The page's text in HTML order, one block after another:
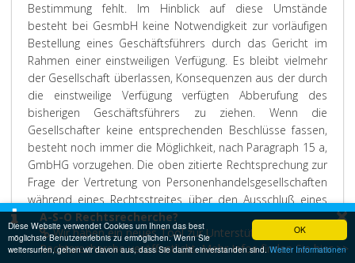
OK
Diese Website verwendet Cookies um Ihnen das best
möglichste Benutzererlebnis zu ermöglichen. Wenn Sie
weitersurfen, gehen wir davon aus, dass Sie damit einverstanden sind.Weiter Informationen
Bestimmung fehlt. Im Hinblick auf diese Umstände
besteht bei GesmbH keine Notwendigkeit zur vorläufigen
Bestellung eines Geschäftsführers durch das Gericht im
Rahmen einer einstweiligen Verfügung. Es bleibt vielmehr
der Gesellschaft überlassen, Konsequenzen aus der durch
die einstweilige Verfügung verfügten Abberufung des
bisherigen Geschäftsführers zu ziehen. Wenn die
Gesellschafter keine entsprechenden Beschlüsse fassen,
besteht noch immer die Möglichkeit, nach Paragraph 15 a,
GmbHG vorzugehen. Die oben zitierte Rechtsprechung zur
Frage der Vertretung von Personenhandelsgesellschaften
während eines Rechtsstreites über den Ausschluß eines
vertretungsbefugten Gesellschafters kann daher nicht auf
einstweilige Verfügung im Rahmen einer Klage nach
Paragraph 16, Absatz 2, GmbHG angewendet werden.
×
A-S-O Rechtsrecherche?
Wir haben ein neues Tool zur Unterstützung bei der
Rechtsrecherche veröffentlicht. Mehr Infos finden Sie hier >>